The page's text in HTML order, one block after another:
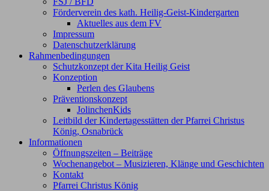
Förderverein des kath. Heilig-Geist-Kindergarten
Aktuelles aus dem FV
Impressum
Datenschutzerklärung
Rahmenbedingungen
Schutzkonzept der Kita Heilig Geist
Konzeption
Perlen des Glaubens
Präventionskonzept
JolinchenKids
Leitbild der Kindertagesstätten der Pfarrei Christus
König, Osnabrück
Informationen
Öffnungszeiten – Beiträge
Wochenangebot – Musizieren, Klänge und Geschichten
Kontakt
Pfarrei Christus König